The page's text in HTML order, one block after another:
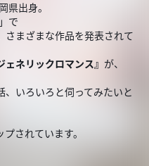
県出身。
で
さまざまな作品を発表されて
ェネリックロマンス』 が、
いろいろと伺ってみたいと
されています。